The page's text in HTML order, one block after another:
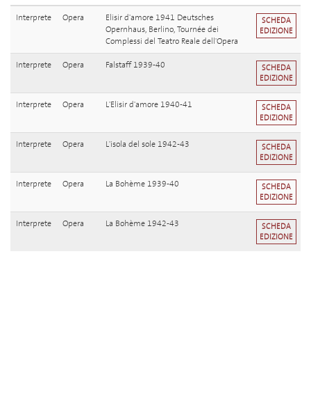
Interprete Opera
Elisir d'amore 1941 Deutsches
Opernhaus, Berlino, Tournée dei
Complessi del Teatro Reale dell'Opera
SCHEDA
EDIZIONE
Interprete Opera Falstaff 1939-40
SCHEDA
EDIZIONE
Interprete Opera L'Elisir d'amore 1940-41
SCHEDA
EDIZIONE
Interprete Opera L'isola del sole 1942-43
SCHEDA
EDIZIONE
Interprete Opera La Bohème 1939-40
SCHEDA
EDIZIONE
Interprete Opera La Bohème 1942-43
SCHEDA
EDIZIONE